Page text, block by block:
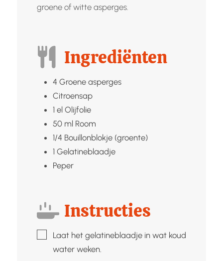
groene of witte asperges.
Ingrediënten
4 Groene asperges
Citroensap
1 el Olijfolie
50 ml Room
1/4 Bouillonblokje (groente)
1 Gelatineblaadje
Peper
Instructies
▢Laat het gelatineblaadje in wat koud
water weken.